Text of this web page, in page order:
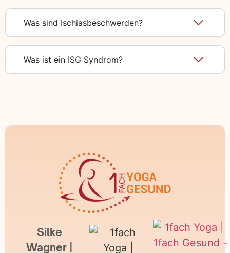
Was sind Ischiasbeschwerden?
Was ist ein ISG Syndrom?
Silke
Wagner |